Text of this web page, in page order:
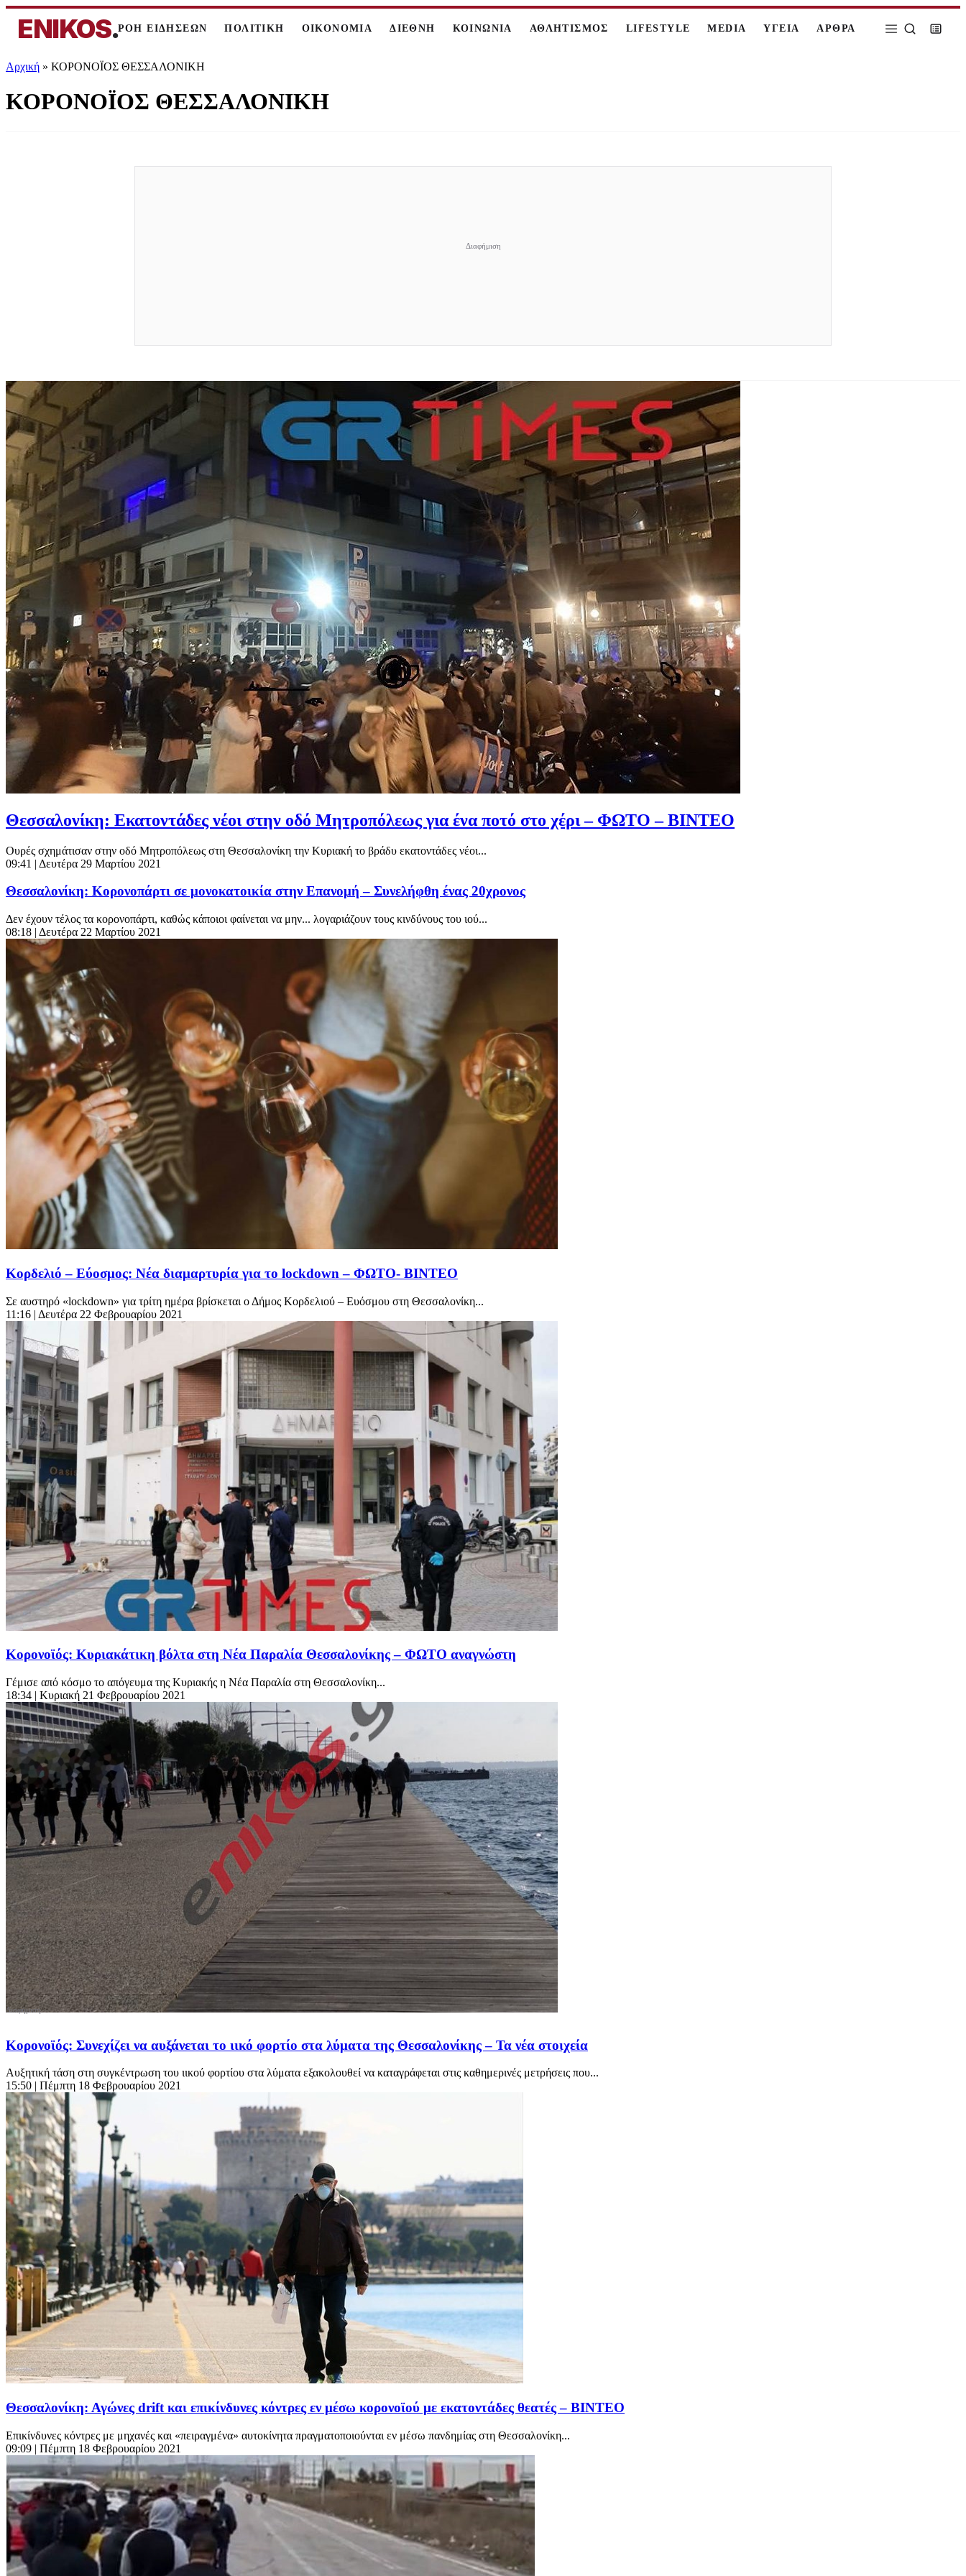
ENIKOS.ΡΟΗ ΕΙΔΗΣΕΩΝ ΠΟΛΙΤΙΚΗ ΟΙΚΟΝΟΜΙΑ ΔΙΕΘΝΗ ΚΟΙΝΩΝΙΑ ΑΘΛΗΤΙΣΜΟΣ LIFESTYLE MEDIA ΥΓΕΙΑ ΑΡΘΡΑ
Αρχική » ΚΟΡΟΝΟΪΟΣ ΘΕΣΣΑΛΟΝΙΚΗ
ΚΟΡΟΝΟΪΟΣ ΘΕΣΣΑΛΟΝΙΚΗ
Θεσσαλονίκη: Εκατοντάδες νέοι στην οδό Μητροπόλεως για ένα ποτό στο χέρι – ΦΩΤΟ – ΒΙΝΤΕΟ
Ουρές σχημάτισαν στην οδό Μητροπόλεως στη Θεσσαλονίκη την Κυριακή το βράδυ εκατοντάδες νέοι...
09:41 | Δευτέρα 29 Μαρτίου 2021
Θεσσαλονίκη: Κορονοπάρτι σε μονοκατοικία στην Επανομή – Συνελήφθη ένας 20χρονος
Δεν έχουν τέλος τα κορονοπάρτι, καθώς κάποιοι φαίνεται να μην... λογαριάζουν τους κινδύνους του ιού...
08:18 | Δευτέρα 22 Μαρτίου 2021
Κορδελιό – Εύοσμος: Νέα διαμαρτυρία για το lockdown – ΦΩΤΟ- ΒΙΝΤΕΟ
Σε αυστηρό «lockdown» για τρίτη ημέρα βρίσκεται ο Δήμος Κορδελιού – Ευόσμου στη Θεσσαλονίκη...
11:16 | Δευτέρα 22 Φεβρουαρίου 2021
Κορονοϊός: Κυριακάτικη βόλτα στη Νέα Παραλία Θεσσαλονίκης – ΦΩΤΟ αναγνώστη
Γέμισε από κόσμο το απόγευμα της Κυριακής η Νέα Παραλία στη Θεσσαλονίκη...
18:34 | Κυριακή 21 Φεβρουαρίου 2021
Κορονοϊός: Συνεχίζει να αυξάνεται το ιικό φορτίο στα λύματα της Θεσσαλονίκης – Τα νέα στοιχεία
Αυξητική τάση στη συγκέντρωση του ιικού φορτίου στα λύματα εξακολουθεί να καταγράφεται στις καθημερινές μετρήσεις που...
15:50 | Πέμπτη 18 Φεβρουαρίου 2021
Θεσσαλονίκη: Αγώνες drift και επικίνδυνες κόντρες εν μέσω κορονοϊού με εκατοντάδες θεατές – ΒΙΝΤΕΟ
Επικίνδυνες κόντρες με μηχανές και «πειραγμένα» αυτοκίνητα πραγματοποιούνται εν μέσω πανδημίας στη Θεσσαλονίκη...
09:09 | Πέμπτη 18 Φεβρουαρίου 2021